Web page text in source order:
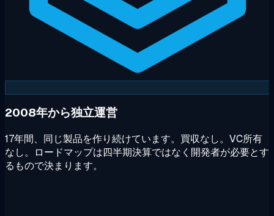
2008年から独立運営
17年間、同じ製品を作り続けています。買収なし。VC所有
なし。ロードマップは四半期決算ではなく開発者が必要とす
るもので決まります。